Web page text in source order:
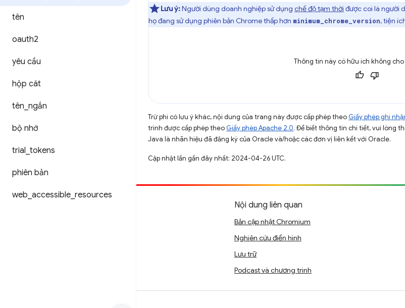
tên
oauth2
yêu cầu
hộp cát
tên ngắn
bộ nhớ
trial tokens
phiên bản
web accessible resources
Lưu ý:Người dùng doanh nghiệp sử dụng chế độ tạm thời được coi là người
họ đang sử dụng phiên bản Chrome thấp hơn minimum_chrome_version, tiện
Thông tin này có hữu ích không cho
Trừ phi có lưu ý khác, nội dung của trang này được cấp phép theo Giấy phép ghi
trình được cấp phép theo Giấy phép Apache 2.0. Để biết thông tin chi tiết, vui lòng
Java là nhãn hiệu đã đăng ký của Oracle và/hoặc các đơn vị liên kết với Oracle.
Cập nhật lần gần đây nhất: 2024-04-26 UTC.
Nội dung liên quan
Bản cập nhật Chromium
Nghiên cứu điển hình
Lưu trữ
Podcast và chương trình